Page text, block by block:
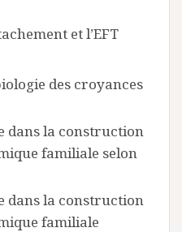
et l’EFT
des croyances
dans la construction
familiale selon
dans la construction
familiale